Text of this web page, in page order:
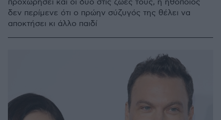
προχωρήσει και οι δύο στις ζωές τους, η ηθοποιός
δεν περίμενε ότι ο πρώην σύζυγός της θέλει να
αποκτήσει κι άλλο παιδί